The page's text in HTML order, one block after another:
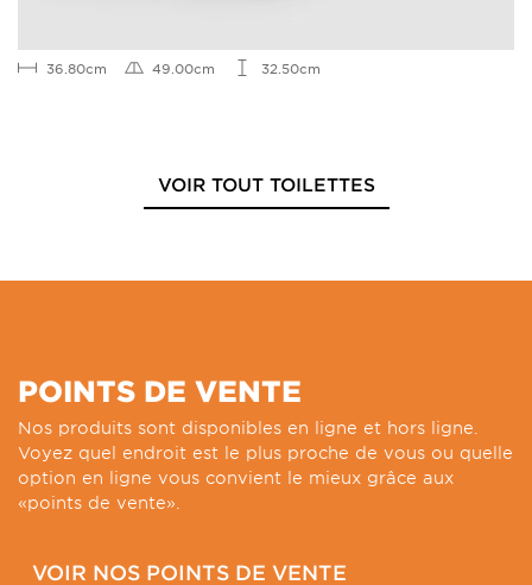
36.80cm 49.00cm 32.50cm
VOIR TOUT TOILETTES
POINTS DE VENTE
Nos produits sont disponibles en ligne et hors ligne.
Voyez quel endroit est le plus proche de vous ou quelle
option en ligne vous convient le mieux grâce aux
«points de vente».
VOIR NOS POINTS DE VENTE